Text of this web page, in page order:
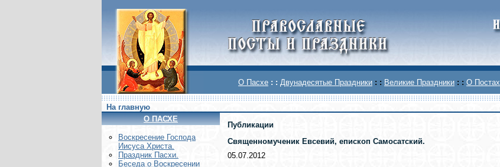
О Пасхе : : Двунадесятые Праздники : : Великие Праздники : : О Постах
На главную
О ПАСХЕ
Воскреcение Господа
Иисуса Христа.
Праздник Пасхи.
Беседа о Воскресении
Публикации
Священномученик Евсевий, епископ Самосатский.
05.07.2012